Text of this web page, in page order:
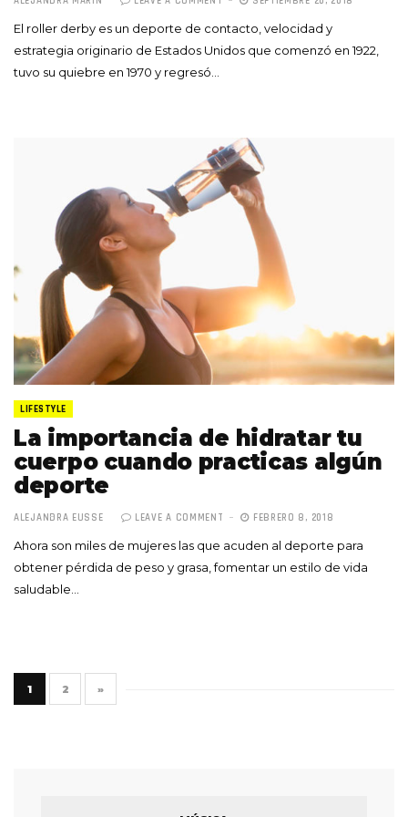
El roller derby es un deporte de contacto, velocidad y
estrategia originario de Estados Unidos que comenzó en 1922,
tuvo su quiebre en 1970 y regresó…
LIFESTYLE
La importancia de hidratar tu
cuerpo cuando practicas algún
deporte
ALEJANDRA EUSSE LEAVE A COMMENT FEBRERO 8, 2018
Ahora son miles de mujeres las que acuden al deporte para
obtener pérdida de peso y grasa, fomentar un estilo de vida
saludable…
1 2 »